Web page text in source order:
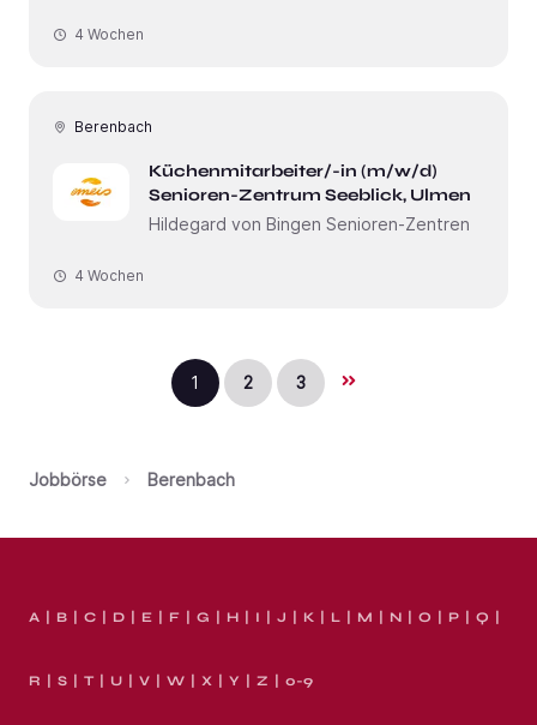
4 Wochen
Berenbach
Küchenmitarbeiter/-in (m/w/d)
Senioren-Zentrum Seeblick, Ulmen
Hildegard von Bingen Senioren-Zentren
4 Wochen
1 2 3
Jobbörse Berenbach
A B C D E F G H I J K L M N O P Q
R S T U V W X Y Z 0-9